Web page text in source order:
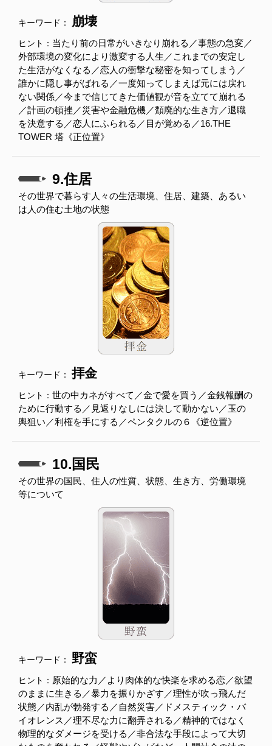
キーワード： 崩壊
ヒント： 当たり前の日常がいきなり崩れる／事態の急変／
外部環境の変化により激変する人生／これまでの安定し
た生活がなくなる／恋人の衝撃な秘密を知ってしまう／
誰かに隠し事がばれる／一度知ってしまえば元には戻れ
ない関係／今まで信じてきた価値観が音を立てて崩れる
／計画の頓挫／災害や金融危機／頽廃的な生き方／退職
を決意する／恋人にふられる／目が覚める／16.THE
TOWER 塔《正位置》
9.住居
その世界で暮らす人々の生活環境、住居、建築、あるい
は人の住む土地の状態
キーワード： 拝金
ヒント： 世の中カネがすべて／金で愛を買う／金銭報酬の
ために行動する／見返りなしには決して動かない／玉の
輿狙い／利権を手にする／ペンタクルの６《逆位置》
10.国民
その世界の国民、住人の性質、状態、生き方、労働環境
等について
キーワード： 野蛮
ヒント： 原始的な力／より肉体的な快楽を求める恋／欲望
のままに生きる／暴力を振りかざす／理性が吹っ飛んだ
状態／内乱が勃発する／自然災害／ドメスティック・バ
イオレンス／理不尽な力に翻弄される／精神的ではなく
物理的なダメージを受ける／非合法な手段によって大切